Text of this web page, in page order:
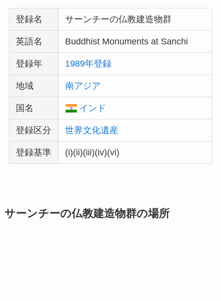
登録名 サーンチーの仏教建造物群
英語名 Buddhist Monuments at Sanchi
登録年 1989年登録
地域 南アジア
国名 インド
登録区分 世界文化遺産
登録基準 (i)(ii)(iii)(iv)(vi)
サーンチーの仏教建造物群の場所